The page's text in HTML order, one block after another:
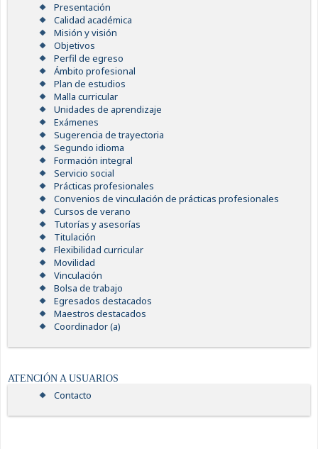
Presentación
Calidad académica
Misión y visión
Objetivos
Perfil de egreso
Ámbito profesional
Plan de estudios
Malla curricular
Unidades de aprendizaje
Exámenes
Sugerencia de trayectoria
Segundo idioma
Formación integral
Servicio social
Prácticas profesionales
Convenios de vinculación de prácticas profesionales
Cursos de verano
Tutorías y asesorías
Titulación
Flexibilidad curricular
Movilidad
Vinculación
Bolsa de trabajo
Egresados destacados
Maestros destacados
Coordinador (a)
ATENCIÓN A USUARIOS
Contacto